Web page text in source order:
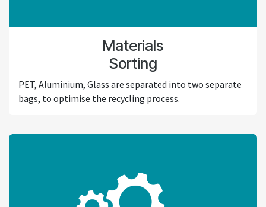
Materials
Sorting
PET, Aluminium, Glass are separated into two separate
bags, to optimise the recycling process.